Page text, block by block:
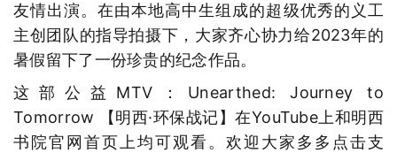
友情出演。在由本地高中生组成的超级优秀的义工
主创团队的指导拍摄下，大家齐心协力给2023年的
暑假留下了一份珍贵的纪念作品。
这部公益MTV：Unearthed: Journey to
Tomorrow 【明西·环保战记】在YouTube上和明西
书院官网首页上均可观看。欢迎大家多多点击支